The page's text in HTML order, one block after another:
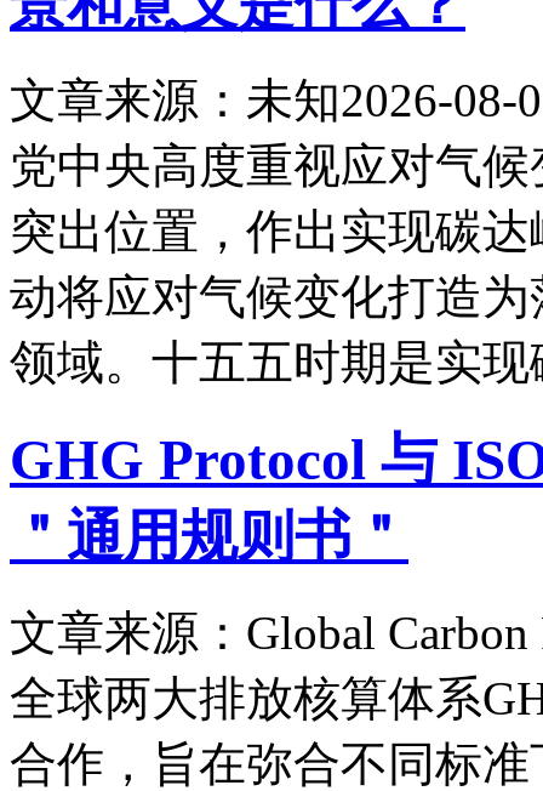
文章来源：未知2026-08-
党中央高度重视应对气
突出位置，作出实现碳
动将应对气候变化打造
领域。十五五时期是实现
GHG Protocol 与
＂通用规则书＂
文章来源：Global Carbon
全球两大排放核算体系
合作，旨在弥合不同标